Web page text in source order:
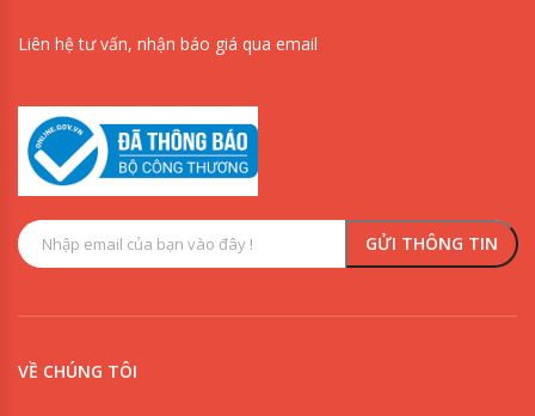
Liên hệ tư vấn, nhận báo giá qua email
VỀ CHÚNG TÔI